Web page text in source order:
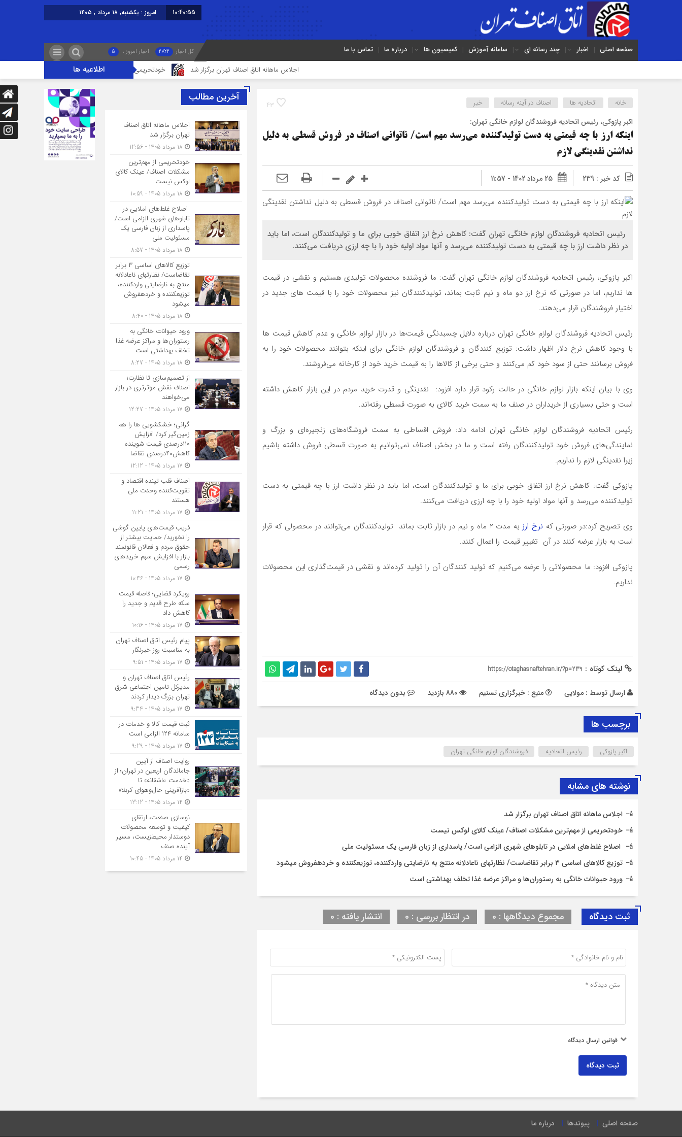
10:40:55 امروز : یکشنبه, ۱۸ مرداد , ۱۴۰۵
صفحه اصلی اخبار چند رسانه ای سامانه آموزش کمیسیون ها درباره ما تماس با ما کل اخبار 2822 اخبار امروز : 5
اطلاعیه ها اجلاس ماهانه اتاق اصناف تهران برگزار شد خودتحریمی از مهم‌ترین مشکلات اصناف/ عینک کالای لوکس نیست
43 خانه اتحادیه ها اصناف در آینه رسانه خبر
اکبر پازوکی، رئیس اتحادیه فروشندگان لوازم خانگی تهران:
اینکه ارز با چه قیمتی به دست تولیدکننده می‌رسد مهم است/ ناتوانی اصناف در فروش قسطی به دلیل
نداشتن نقدینگی لازم
کد خبر : 239 25 مرداد 1402 - 11:57
رئیس اتحادیه فروشندگان لوازم خانگی تهران گفت: کاهش نرخ ارز اتفاق خوبی برای ما و تولیدکنندگان است، اما باید
در نظر داشت ارز با چه قیمتی به دست تولیدکننده می‌رسد و آنها مواد اولیه خود را با چه ارزی دریافت می‌کنند.
اکبر پازوکی، رئیس اتحادیه فروشندگان لوازم خانگی تهران گفت: ما فروشنده محصولات تولیدی هستیم و نقشی در قیمت
ها نداریم، اما در صورتی که نرخ ارز دو ماه و نیم ثابت بماند، تولیدکنندگان نیز محصولات خود را با قیمت های جدید در
اختیار فروشندگان قرار می‌دهند.
رئیس اتحادیه فروشندگان لوازم خانگی تهران درباره دلایل چسبدنگی قیمت‌ها در بازار لوازم خانگی و عدم کاهش قیمت ها
با وجود کاهش نرخ دلار اظهار داشت: توزیع کنندگان و فروشندگان لوازم خانگی برای اینکه بتوانند محصولات خود را به
فروش برسانند حتی از سود خود کم می‌کنند و حتی برخی از کالاها را به قیمت خرید خود از کارخانه می‌فروشند.
وی با بیان اینکه بازار لوازم خانگی در حالت رکود قرار دارد افزود: نقدینگی و قدرت خرید مردم در این بازار کاهش داشته
است و حتی بسیاری از خریداران در صنف ما به سمت خرید کالای به صورت قسطی رفته‌اند.
رئیس اتحادیه فروشندگان لوازم خانگی تهران ادامه داد: فروش اقساطی به سمت فروشگاه‌های زنجیره‌ای و بزرگ و
نمایندگی‌های فروش خود تولیدکنندگان رفته است و ما در بخش اصناف نمی‌توانیم به صورت قسطی فروش داشته باشیم
زیرا نقدینگی لازم را نداریم.
پازوکی گفت: کاهش نرخ ارز اتفاق خوبی برای ما و تولیدکنندگان است، اما باید در نظر داشت ارز با چه قیمتی به دست
تولیدکننده می‌رسد و آنها مواد اولیه خود را با چه ارزی دریافت می‌کنند.
وی تصریح کرد:در صورتی که نرخ ارز
به مدت 2 ماه و نیم در بازار ثابت بماند تولیدکنندگان می‌توانند در محصولی که قرار
است به بازار عرضه کنند در آن تغییر قیمت را اعمال کنند.
پازوکی افزود: ما محصولاتی را عرضه می‌کنیم که تولید کنندگان آن را تولید کرده‌اند و نقشی در قیمت‌گذاری این محصولات
نداریم.
لینک کوتاه : https://otaghasnaftehran.ir/?p=239
ارسال توسط : مولایی منبع : خبرگزاری تسنیم بدون دیدگاه
برچسب ها
اکبر پازوکی رئیس اتحادیه فروشندگان لوازم خانگی تهران
نوشته های مشابه
اجلاس ماهانه اتاق اصناف تهران برگزار شد
خودتحریمی از مهم‌ترین مشکلات اصناف/ عینک کالای لوکس نیست
اصلاح غلط‌های املایی در تابلوهای شهری الزامی است/ پاسداری از زبان فارسی یک مسئولیت ملی
توزیع کالاهای اساسی ۳ برابر تقاضاست/ نظارت‎های ناعادلانه منتج به نارضایتی واردکننده، توزیع‎کننده و خرده‎فروش می‎شود
ورود حیوانات خانگی به رستوران‌ها و مراکز عرضه غذا تخلف بهداشتی است
ثبت دیدگاه مجموع دیدگاهها : 0 در انتظار بررسی : 0 انتشار یافته : 0
قوانین ارسال دیدگاه
ثبت دیدگاه
آخرین مطالب
اجلاس ماهانه اتاق اصناف
تهران برگزار شد
خودتحریمی از مهم‌ترین
مشکلات اصناف/ عینک کالای
لوکس نیست
اصلاح غلط‌های املایی در
تابلوهای شهری الزامی است/
پاسداری از زبان فارسی یک
مسئولیت ملی
توزیع کالاهای اساسی ۳ برابر
تقاضاست/ نظارت‎های ناعادلانه
منتج به نارضایتی واردکننده،
توزیع‎کننده و خرده‎فروش
می‎شود
ورود حیوانات خانگی به
رستوران‌ها و مراکز عرضه غذا
تخلف بهداشتی است
از تصمیم‌سازی تا نظارت؛
اصناف نقش مؤثرتری در بازار
می‌خواهند
گرانی؛ خشکشویی‌ ها را هم
زمین‌گیر کرد/ افزایش
۱۱۰درصدی قیمت شوینده
کاهش۴۰درصدی تقاضا
اصناف قلب تپنده اقتصاد و
تقویت‌کننده وحدت ملی
هستند
فریب قیمت‌های پایین گوشی
را نخورید/ حمایت بیشتر از
حقوق مردم و فعالان قانونمند
بازار با افزایش سهم خریدهای
رسمی
رویکرد قضایی؛ فاصله قیمت
سکه طرح قدیم و جدید را
کاهش داد
پیام رئیس اتاق اصناف تهران
به مناسبت روز خبرنگار
رئیس اتاق اصناف تهران و
مدیرکل تامین اجتماعی شرق
تهران بزرگ دیدار کردند
ثبت قیمت کالا و خدمات در
سامانه ۱۲۴ الزامی است
روایت اصناف از آیین
جاماندگان اربعین در تهران؛ از
«خدمت عاشقانه» تا
«بازآفرینی حال‌وهوای کربلا»
نوسازی صنعت، ارتقای
کیفیت و توسعه محصولات
دوستدار محیط‌زیست، مسیر
آینده صنف
صفحه اصلی پیوندها درباره ما